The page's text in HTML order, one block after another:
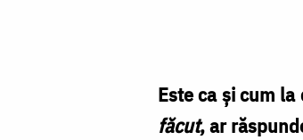
Este ca și cum
făcut, ar